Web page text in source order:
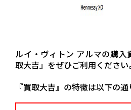
ルイ・ヴィトン アルマの購
取大吉』をぜひご利用ください。
『買取大吉』の特徴は以下の通